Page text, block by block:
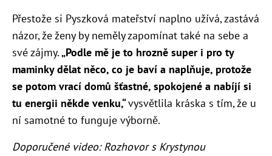
Přestože si Pyszková mateřství naplno užívá, zastává
názor, že ženy by neměly zapomínat také na sebe a
své zájmy.„Podle mě je to hrozně super i pro ty
maminky dělat něco, co je baví a naplňuje, protože
se potom vrací domů šťastné, spokojené a nabíjí si
tu energii někde venku,“vysvětlila kráska s tím, že u
ní samotné to funguje výborně.
Doporučené video: Rozhovor s Krystynou